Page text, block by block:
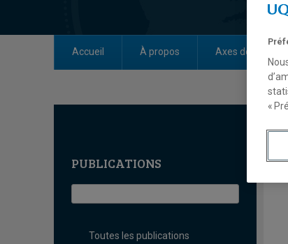
Accueil À propos Axes de
PUBLICATIONS
Toutes les publications
«